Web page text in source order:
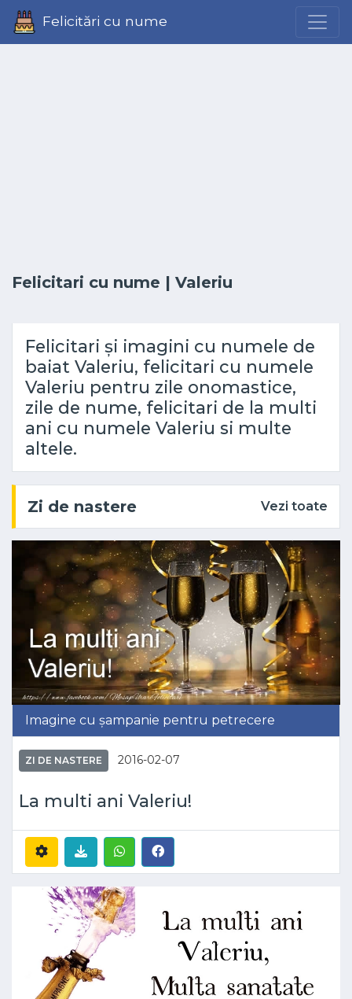
Felicitări cu nume
Felicitari cu nume | Valeriu
Felicitari și imagini cu numele de
baiat Valeriu, felicitari cu numele
Valeriu pentru zile onomastice,
zile de nume, felicitari de la multi
ani cu numele Valeriu si multe
altele.
Zi de nastere Vezi toate
Imagine cu șampanie pentru petrecere
ZI DE NASTERE 2016-02-07
La multi ani Valeriu!